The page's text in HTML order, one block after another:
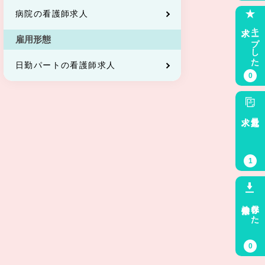
病院の看護師求人
雇用形態
日勤パートの看護師求人
キープした
0
最近見た
1
保存した
0